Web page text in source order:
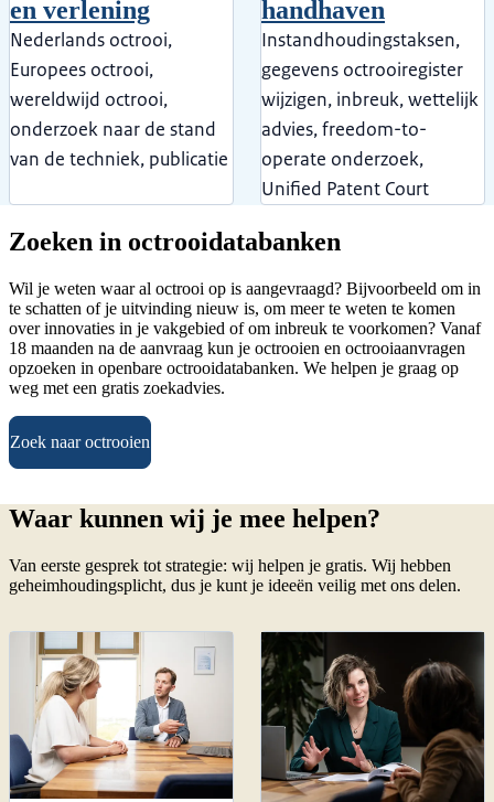
en verlening
Nederlands octrooi,
Europees octrooi,
wereldwijd octrooi,
onderzoek naar de stand
van de techniek, publicatie
handhaven
Instandhoudingstaksen,
gegevens octrooiregister
wijzigen, inbreuk, wettelijk
advies, freedom-to-
operate onderzoek,
Unified Patent Court
Zoeken in octrooidatabanken
Wil je weten waar al octrooi op is aangevraagd? Bijvoorbeeld om in
te schatten of je uitvinding nieuw is, om meer te weten te komen
over innovaties in je vakgebied of om inbreuk te voorkomen? Vanaf
18 maanden na de aanvraag kun je octrooien en octrooiaanvragen
opzoeken in openbare octrooidatabanken. We helpen je graag op
weg met een gratis zoekadvies.
Zoek naar octrooien
Waar kunnen wij je mee helpen?
Van eerste gesprek tot strategie: wij helpen je gratis. Wij hebben
geheimhoudingsplicht, dus je kunt je ideeën veilig met ons delen.